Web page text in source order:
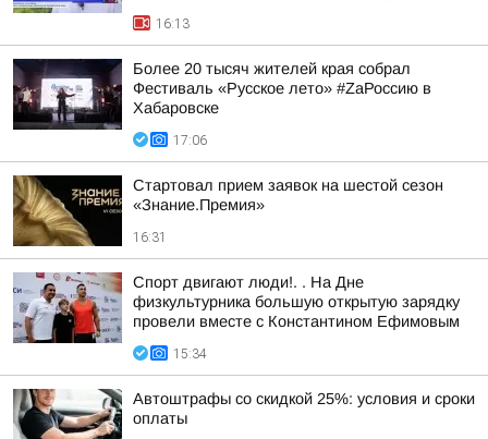
16:13
Более 20 тысяч жителей края собрал
Фестиваль «Русское лето» #ZaРоссию в
Хабаровске
17:06
Стартовал прием заявок на шестой сезон
«Знание.Премия»
16:31
Спорт двигают люди!. . На Дне
физкультурника большую открытую зарядку
провели вместе с Константином Ефимовым
15:34
Автоштрафы со скидкой 25%: условия и сроки
оплаты